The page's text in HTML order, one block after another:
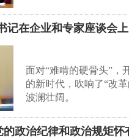
记在企业和专家座谈会
面对“难啃的硬骨头”，
的新时代，吹响了“改
波澜壮阔。
政治纪律和政治规矩怀